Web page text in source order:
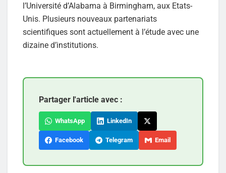
l’Université d’Alabama à Birmingham, aux Etats-
Unis. Plusieurs nouveaux partenariats
scientifiques sont actuellement à l’étude avec une
dizaine d’institutions.
Partager l'article avec :
WhatsApp LinkedIn
Facebook Telegram Email